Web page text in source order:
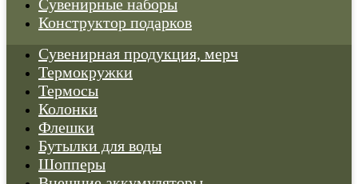
Сувенирные наборы
Конструктор подарков
Cувенирная продукция, мерч
Термокружки
Термосы
Колонки
Флешки
Бутылки для воды
Шопперы